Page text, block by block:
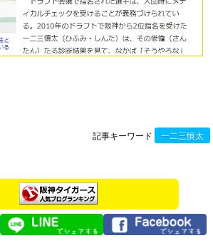
記事キーワード 一二三慎太